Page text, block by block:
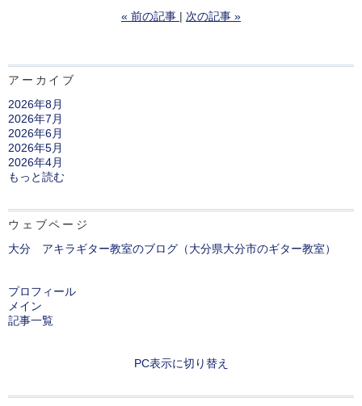
« 前の記事 次の記事 »
アーカイブ
2026年8月
2026年7月
2026年6月
2026年5月
2026年4月
もっと読む
ウェブページ
大分 アキラギター教室のブログ（大分県大分市のギター教室）
プロフィール
メイン
記事一覧
PC表示に切り替え